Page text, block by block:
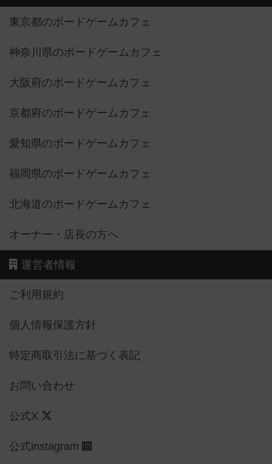
東京都のボードゲームカフェ
神奈川県のボードゲームカフェ
大阪府のボードゲームカフェ
京都府のボードゲームカフェ
愛知県のボードゲームカフェ
福岡県のボードゲームカフェ
北海道のボードゲームカフェ
オーナー・店長の方へ
運営者情報
ご利用規約
個人情報保護方針
特定商取引法に基づく表記
お問い合わせ
公式X
公式instagram